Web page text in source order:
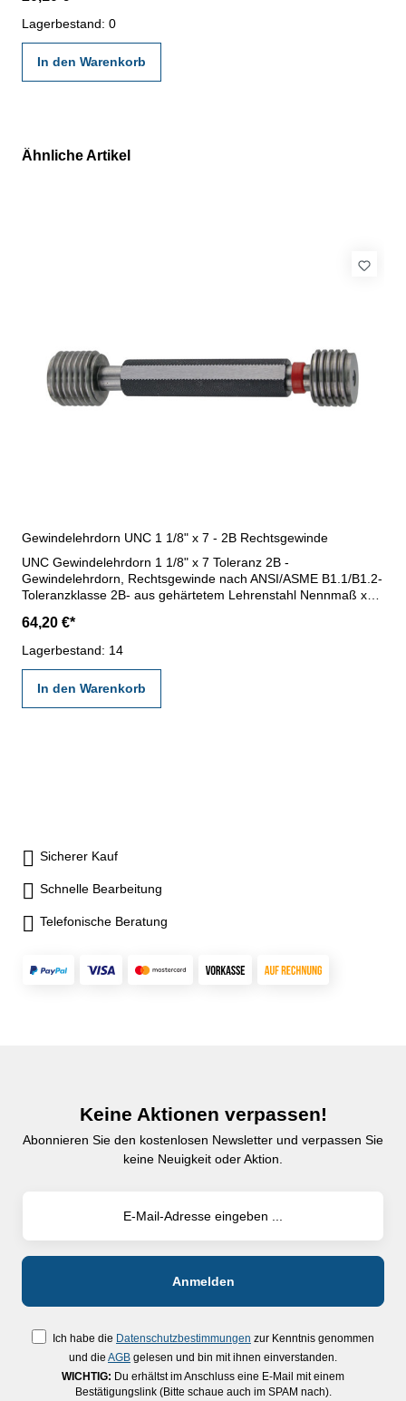
angegebenen Werksnormen
Lagerbestand: 0
In den Warenkorb
Produktgalerie überspringen
Ähnliche Artikel
Gewindelehrdorn UNC 1 1/8" x 7 - 2B Rechtsgewinde
UNC Gewindelehrdorn 1 1/8" x 7 Toleranz 2B -
Gewindelehrdorn, Rechtsgewinde nach ANSI/ASME B1.1/B1.2-
Toleranzklasse 2B- aus gehärtetem Lehrenstahl Nennmaß x
64,20 €*
Lagerbestand: 14
In den Warenkorb
Sicherer Kauf
Schnelle Bearbeitung
Telefonische Beratung
Keine Aktionen verpassen!
Abonnieren Sie den kostenlosen Newsletter und verpassen Sie
keine Neuigkeit oder Aktion.
Ich habe die Datenschutzbestimmungen zur Kenntnis genommen
und die AGB gelesen und bin mit ihnen einverstanden.
WICHTIG: Du erhältst im Anschluss eine E-Mail mit einem
Bestätigungslink (Bitte schaue auch im SPAM nach).